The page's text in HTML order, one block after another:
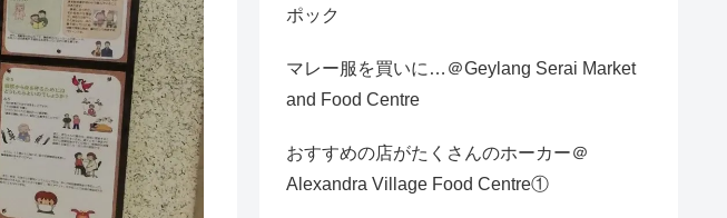
ポック
マレー服を買いに…＠Geylang Serai Market
and Food Centre
おすすめの店がたくさんのホーカー＠
Alexandra Village Food Centre①